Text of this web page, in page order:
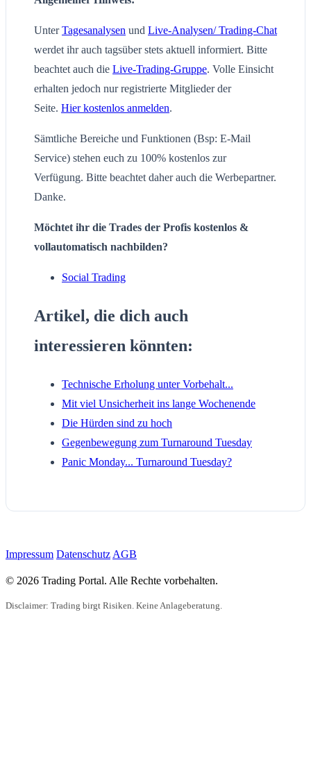
UnterTagesanalysen und Live-Analysen/ Trading-Chat
werdet ihr auch tagsüber stets aktuell informiert. Bitte
beachtet auch die Live-Trading-Gruppe. Volle Einsicht
erhalten jedoch nur registrierte Mitglieder der
Seite. Hier kostenlos anmelden.
Sämtliche Bereiche und Funktionen (Bsp: E-Mail
Service) stehen euch zu 100% kostenlos zur
Verfügung. Bitte beachtet daher auch die Werbepartner.
Danke.
Möchtet ihr die Trades der Profis kostenlos &
vollautomatisch nachbilden?
Social Trading
Artikel, die dich auch
interessieren könnten:
Technische Erholung unter Vorbehalt...
Mit viel Unsicherheit ins lange Wochenende
Die Hürden sind zu hoch
Gegenbewegung zum Turnaround Tuesday
Panic Monday... Turnaround Tuesday?
Impressum Datenschutz AGB
© 2026 Trading Portal. Alle Rechte vorbehalten.
Disclaimer: Trading birgt Risiken. Keine Anlageberatung.